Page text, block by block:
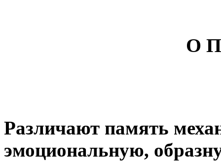
О
Различают память
эмоциональную,